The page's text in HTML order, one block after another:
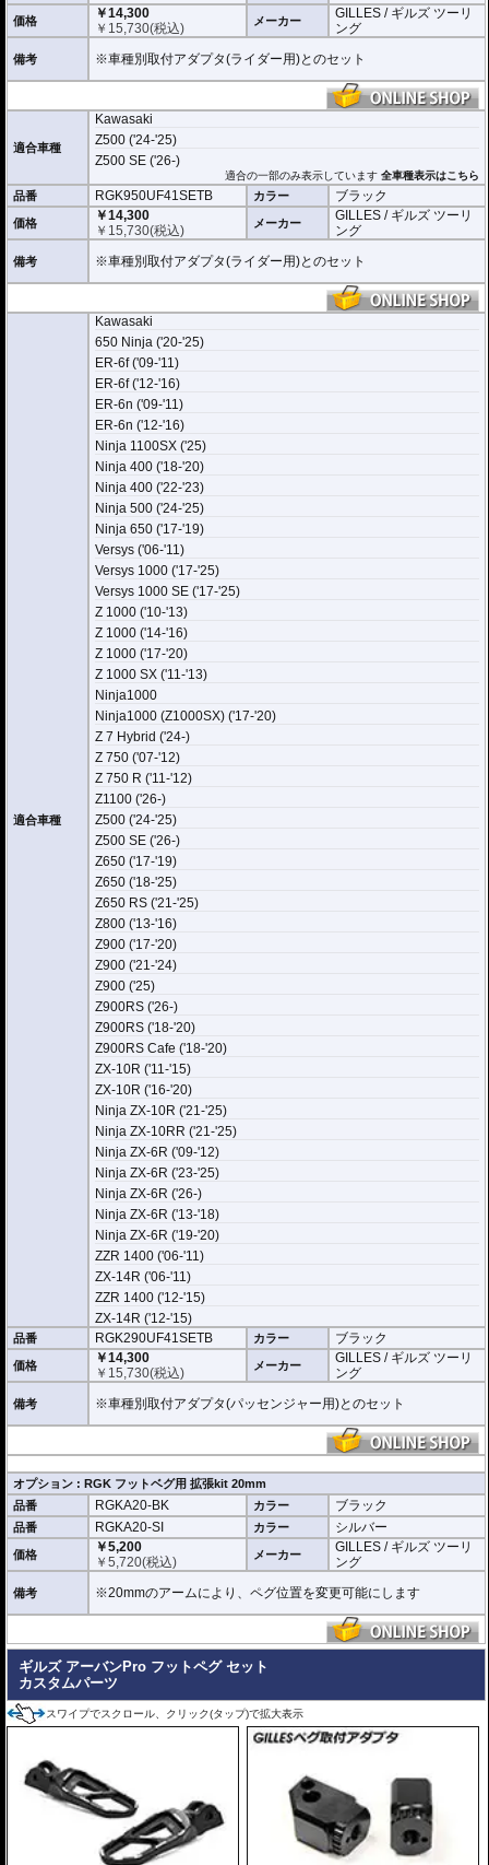
価格
￥14,300
￥ 15,730(税込) メーカー
GILLES / ギルズ ツーリ
ング
備考 ※車種別取付アダプタ(ライダー用)とのセット
適合車種
Kawasaki
Z500 ('24-'25)
Z500 SE ('26-)
適合の一部のみ表示しています全車種表示はこちら
品番 RGK950UF41SETB カラー ブラック
価格
￥14,300
￥ 15,730(税込) メーカー
GILLES / ギルズ ツーリ
ング
備考 ※車種別取付アダプタ(ライダー用)とのセット
適合車種
Kawasaki
650 Ninja ('20-'25)
ER-6f ('09-'11)
ER-6f ('12-'16)
ER-6n ('09-'11)
ER-6n ('12-'16)
Ninja 1100SX ('25)
Ninja 400 ('18-'20)
Ninja 400 ('22-'23)
Ninja 500 ('24-'25)
Ninja 650 ('17-'19)
Versys ('06-'11)
Versys 1000 ('17-'25)
Versys 1000 SE ('17-'25)
Z 1000 ('10-'13)
Z 1000 ('14-'16)
Z 1000 ('17-'20)
Z 1000 SX ('11-'13)
Ninja1000
Ninja1000 (Z1000SX) ('17-'20)
Z 7 Hybrid ('24-)
Z 750 ('07-'12)
Z 750 R ('11-'12)
Z1100 ('26-)
Z500 ('24-'25)
Z500 SE ('26-)
Z650 ('17-'19)
Z650 ('18-'25)
Z650 RS ('21-'25)
Z800 ('13-'16)
Z900 ('17-'20)
Z900 ('21-'24)
Z900 ('25)
Z900RS ('26-)
Z900RS ('18-'20)
Z900RS Cafe ('18-'20)
ZX-10R ('11-'15)
ZX-10R ('16-'20)
Ninja ZX-10R ('21-'25)
Ninja ZX-10RR ('21-'25)
Ninja ZX-6R ('09-'12)
Ninja ZX-6R ('23-'25)
Ninja ZX-6R ('26-)
Ninja ZX-6R ('13-'18)
Ninja ZX-6R ('19-'20)
ZZR 1400 ('06-'11)
ZX-14R ('06-'11)
ZZR 1400 ('12-'15)
ZX-14R ('12-'15)
品番 RGK290UF41SETB カラー ブラック
価格
￥14,300
￥ 15,730(税込) メーカー
GILLES / ギルズ ツーリ
ング
備考 ※車種別取付アダプタ(パッセンジャー用)とのセット
オプション : RGK フットベグ用 拡張kit 20mm
品番
RGKA20-BK カラー ブラック
品番 RGKA20-SI カラー シルバー
価格
￥5,200
￥5,720(税込) メーカー
GILLES / ギルズ ツーリ
ング
備考 ※20mmのアームにより、ペグ位置を変更可能にします
ギルズ アーバンPro フットペグ セット
カスタムパーツ
スワイプでスクロール、クリック(タップ)で拡大表示